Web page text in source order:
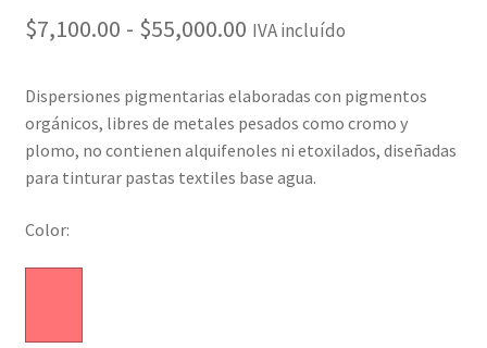
$7,100.00 - $55,000.00Rango
precios:
desde
$7,100.00
IVA incluído
Dispersiones pigmentarias elaboradas con pigmentos
orgánicos, libres de metales pesados como cromo y
plomo, no contienen alquifenoles ni etoxilados, diseñadas
para tinturar pastas textiles base agua.
Color: